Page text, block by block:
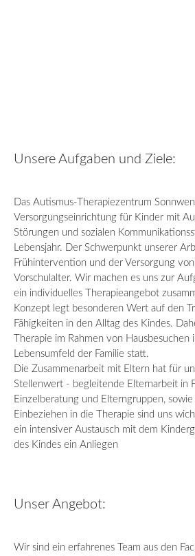
Unsere Aufgaben und Ziele:
Das Autismus-Therapiezentrum
Versorgungseinrichtung für Kinder mit
Störungen und sozialen
Lebensjahr. Der Schwerpunkt unserer
Frühintervention und der Versorgung
Vorschulalter. Wir machen es uns zur
ein individuelles Therapieangebot
Konzept legt besonderen Wert auf den
Fähigkeiten in den Alltag des Kindes.
Therapie im Rahmen von
Lebensumfeld der Familie statt.
Die Zusammenarbeit mit Eltern hat für
Stellenwert - begleitende Elternarbeit in
Einzelberatung und Elterngruppen,
Einbeziehen in die Therapie sind uns
ein intensiver Austausch mit dem
des Kindes ein Anliegen
Unser Angebot:
Wir sind ein erfahrenes Team aus den